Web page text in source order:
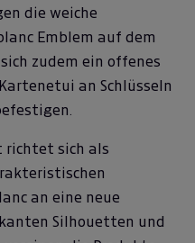
die weiche
Emblem auf dem
zudem ein offenes
an Schlüsseln
richtet sich als
an eine neue
Silhouetten und